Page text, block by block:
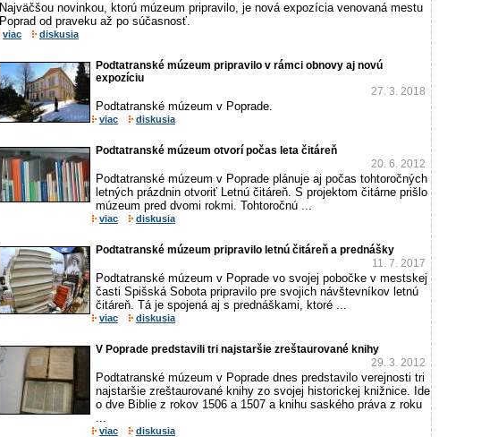
Najväčšou novinkou, ktorú múzeum pripravilo, je nová expozícia venovaná mestu
Poprad od praveku až po súčasnosť.
viac diskusia
Podtatranské múzeum pripravilo v rámci obnovy aj novú
expozíciu
27. 3. 2018
Podtatranské múzeum v Poprade.
viac diskusia
Podtatranské múzeum otvorí počas leta čitáreň
20. 6. 2012
Podtatranské múzeum v Poprade plánuje aj počas tohtoročných
letných prázdnin otvoriť Letnú čitáreň. S projektom čitárne prišlo
múzeum pred dvomi rokmi. Tohtoročnú ...
viac diskusia
Podtatranské múzeum pripravilo letnú čitáreň a prednášky
11. 7. 2017
Podtatranské múzeum v Poprade vo svojej pobočke v mestskej
časti Spišská Sobota pripravilo pre svojich návštevníkov letnú
čitáreň. Tá je spojená aj s prednáškami, ktoré ...
viac diskusia
V Poprade predstavili tri najstaršie zreštaurované knihy
29. 3. 2012
Podtatranské múzeum v Poprade dnes predstavilo verejnosti tri
najstaršie zreštaurované knihy zo svojej historickej knižnice. Ide
o dve Biblie z rokov 1506 a 1507 a knihu saského práva z roku
...
viac diskusia